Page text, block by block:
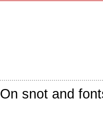
On snot and